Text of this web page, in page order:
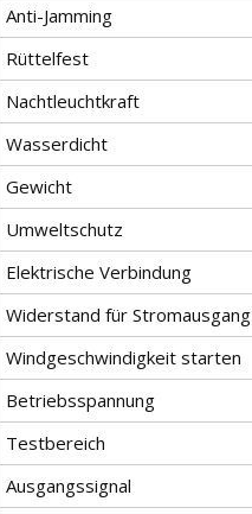
Anti-Jamming
Rüttelfest
Nachtleuchtkraft
Wasserdicht
Gewicht
Umweltschutz
Elektrische Verbindung
Widerstand für Stromausgang
Windgeschwindigkeit starten
Betriebsspannung
Testbereich
Ausgangssignal